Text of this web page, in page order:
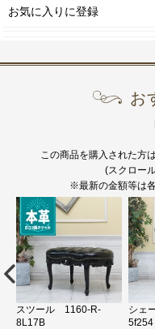
お気に入りに登録
お
この商品を購入された方
(スクロー
※最新の金額等は
スツール 1160-R-
8L17B
シェ
5f254